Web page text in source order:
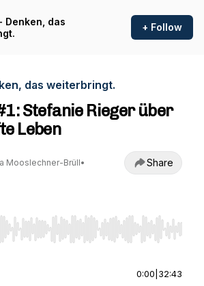
Denken, das
+ Follow
das weiterbringt.
Stefanie Rieger über
Leben
Mooslechner-Brüll•
Share
Right to seek, Home/End to jump to
0:00 32:43